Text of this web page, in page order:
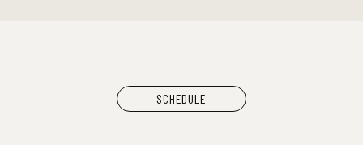
SCHEDULE